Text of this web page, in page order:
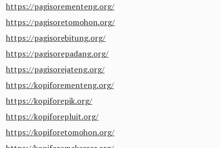
https://pagisorementeng.org/
https://pagisoretomohon.org/
https://pagisorebitung.org/
https://pagisorepadang.org/
https://pagisorejateng.org/
https://kopiforementeng.org/
https://kopiforepik.org/
https://kopiforepluit.org/
https://kopiforetomohon.org/